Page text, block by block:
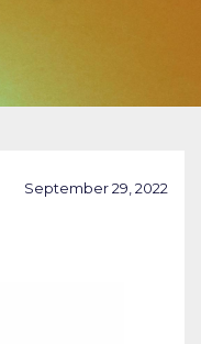
September 29, 2022